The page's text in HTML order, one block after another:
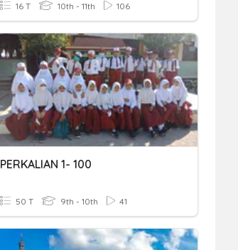
16 T 10th - 11th 106
PERKALIAN 1- 100
50 T 9th - 10th 41